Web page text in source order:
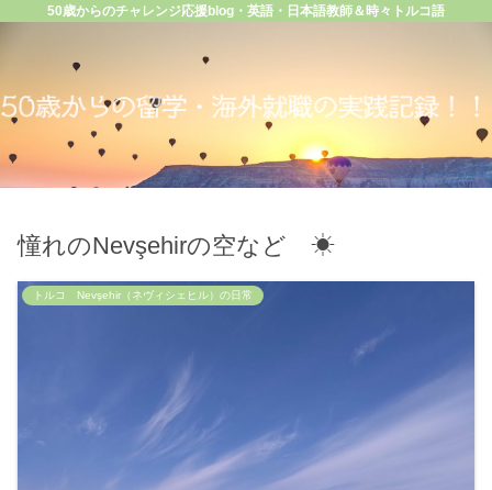
50歳からのチャレンジ応援blog・英語・日本語教師＆時々トルコ語
憧れのNevşehirの空など ☀
トルコ Nevşehir（ネヴィシェヒル）の日常